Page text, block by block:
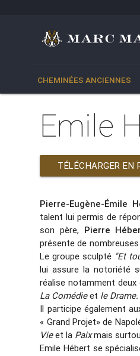
CHEMINÉES ANCIENNES
Emile
TÉLÉCHARGER EN
Pierre-Eugène-Émile
talent lui permis de
son père, Pierre
présente de
Le groupe sculpté "Et
lui assure la notoriété
réalise notamment deux
La Comédieet le Drame.
Il participe également
« Grand Projet» de
Vieet la Paixmais
Emile Hébert se